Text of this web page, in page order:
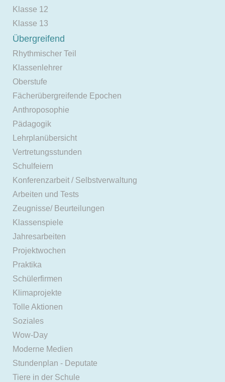
Klasse 12
Klasse 13
Übergreifend
Rhythmischer Teil
Klassenlehrer
Oberstufe
Fächerübergreifende Epochen
Anthroposophie
Pädagogik
Lehrplanübersicht
Vertretungsstunden
Schulfeiern
Konferenzarbeit / Selbstverwaltung
Arbeiten und Tests
Zeugnisse/ Beurteilungen
Klassenspiele
Jahresarbeiten
Projektwochen
Praktika
Schülerfirmen
Klimaprojekte
Tolle Aktionen
Soziales
Wow-Day
Moderne Medien
Stundenplan - Deputate
Tiere in der Schule